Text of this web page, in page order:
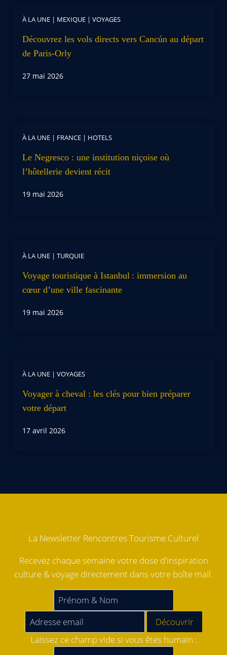
À LA UNE | MEXIQUE | VOYAGES
Découvrez les vols directs vers Cancún au départ
de Paris-Orly
27 mai 2026
À LA UNE | FRANCE | HOTELS
Le Negresco : une institution niçoise où
l’hôtellerie devient récit
19 mai 2026
À LA UNE | TURQUIE
Voyage touristique à Istanbul : immersion au
cœur d’une ville fascinante
19 mai 2026
À LA UNE | VOYAGES
Voyager à cheval : les clés pour bien préparer
votre départ
17 avril 2026
La Newsletter Rencontres Tourisme Culturel
Recevez chaque semaine votre dose d'inspiration
culture & voyage directement dans votre boîte mail.
Laissez ce champ vide si vous êtes humain :